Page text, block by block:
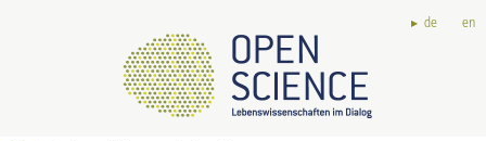
de en